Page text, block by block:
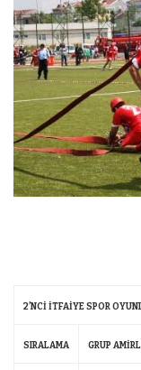
2’NCİ İTFAİYE SPOR
SIRALAMA GRUP